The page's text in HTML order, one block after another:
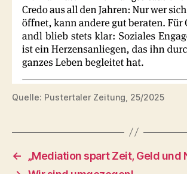
Quelle: Pustertaler Zeitung, 25/2025
←
„Mediation spart Zeit, Geld und